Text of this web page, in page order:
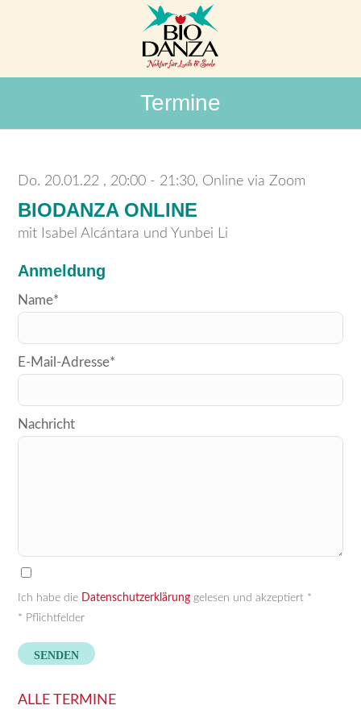
Termine
Do. 20.01.22 20:00 - 21:30, Online via Zoom
BIODANZA ONLINE
mit Isabel Alcántara und Yunbei Li
Anmeldung
Bitte
dieses
Feld
Name*
E-Mail-Adresse*
Nachricht
Ich habe die Datenschutzerklärung gelesen und akzeptiert *
* Pflichtfelder
ALLE TERMINE